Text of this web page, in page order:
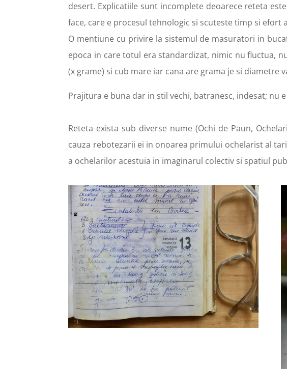
desert. Explicatiile sunt incomplete deoarece reteta
face, care e procesul tehnologic si scuteste timp si efort
O mentiune cu privire la sistemul de masuratori in
epoca in care totul era standardizat, nimic nu fluctua,
(x grame) si cub mare iar cana are grama je si diametre
Prajitura e buna dar in stil vechi, batranesc, indesat; nu
Reteta exista sub diverse nume (Ochi de Paun,
cauza rebotezarii ei in onoarea primului ochelarist al
a ochelarilor acestuia in imaginarul colectiv si spatiul